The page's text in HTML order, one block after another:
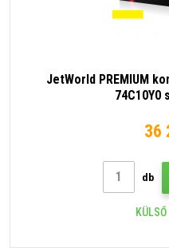
JetWorld PREMIUM
74C10Y0
36
db